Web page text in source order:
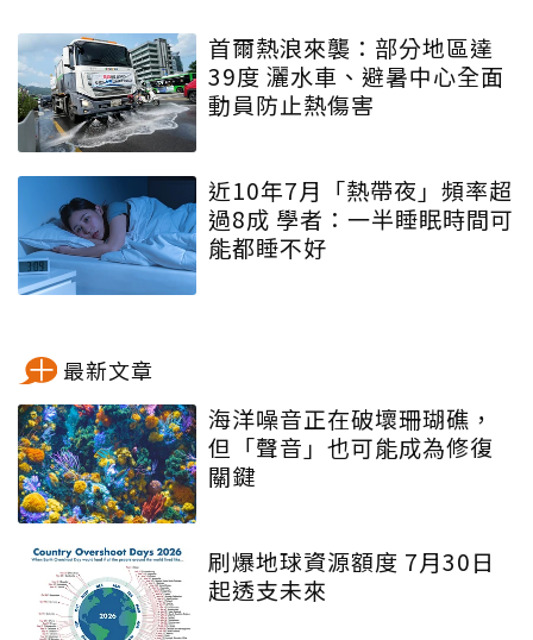
首爾熱浪來襲：部分地區達
39度 灑水車、避暑中心全面
動員防止熱傷害
近10年7月「熱帶夜」頻率超
過8成 學者：一半睡眠時間可
能都睡不好
最新文章
海洋噪音正在破壞珊瑚礁，
但「聲音」也可能成為修復
關鍵
刷爆地球資源額度 7月30日
起透支未來